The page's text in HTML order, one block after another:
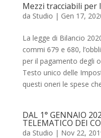
Mezzi tracciabili per
da Studio | Gen 17,
La legge di Bilancio
commi 679 e 680,
per il pagamento degli
Testo unico delle
questi oneri le spese
DAL 1° GENNAIO
TELEMATICO DEI
da Studio | Nov 22,